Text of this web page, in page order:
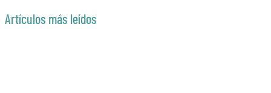
Artículos más leídos